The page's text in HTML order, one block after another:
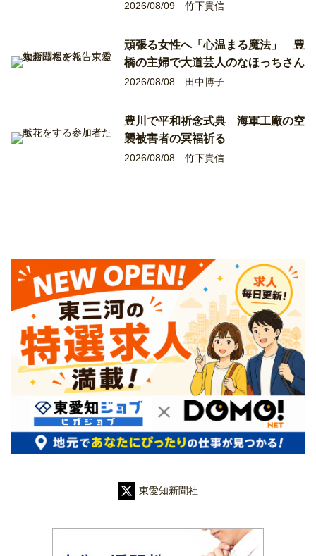
2026/08/09 竹下貴信
頑張る女性へ「心温まる魔法」 豊
橋の主婦で大道芸人のなほっちさん
2026/08/08 田中博子
豊川で平和祈念式典 海軍工廠の空
襲被害者の冥福祈る
2026/08/08 竹下貴信
東愛知新聞社